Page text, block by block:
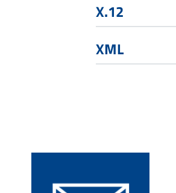
X.12
XML